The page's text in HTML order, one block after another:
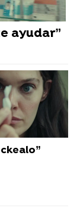
ayudar”